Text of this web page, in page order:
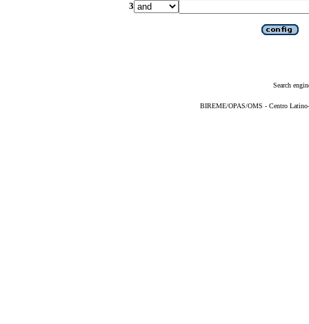
3
Search
BIREME/OPAS/OMS - Centro Latino-